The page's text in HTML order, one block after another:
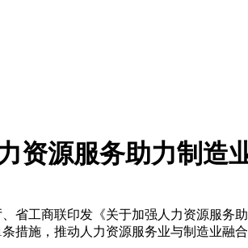
资源服务助力制造
省工商联印发《关于加强人力资源服
措施，推动人力资源服务业与制造业融